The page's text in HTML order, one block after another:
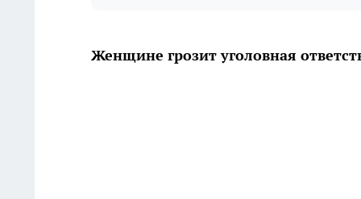
Женщине грозит уголовная